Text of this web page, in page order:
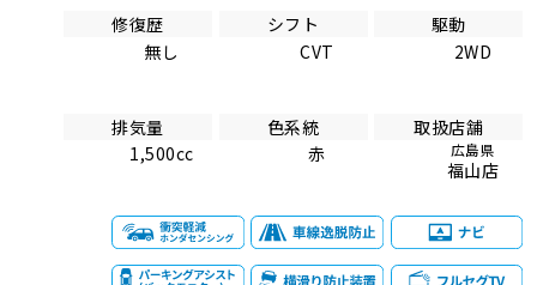
修復歴
無し
シフト
CVT
駆動
2WD
排気量
1,500cc
色系統
赤
取扱店舗
広島県
福山店